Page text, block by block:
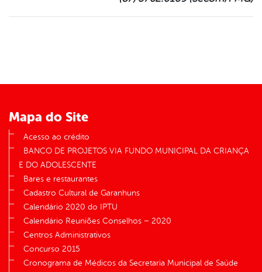
Mapa do Site
Acesso ao crédito
BANCO DE PROJETOS VIA FUNDO MUNICIPAL DA CRIANÇA
E DO ADOLESCENTE
Bares e restaurantes
Cadastro Cultural de Garanhuns
Calendário 2020 do IPTU
Calendário Reuniões Conselhos – 2020
Centros Administrativos
Concurso 2015
Cronograma de Médicos da Secretaria Municipal de Saúde